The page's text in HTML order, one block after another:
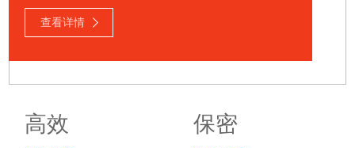
以"客户满意为标准，客户需求为准绳"，遵循"服务至
上，客户第一"的原则，尽心尽职、尽善尽美地履行客户
对商务调查、婚姻调查、市场调研及信息咨询服务的各
查看详情
高效 保密